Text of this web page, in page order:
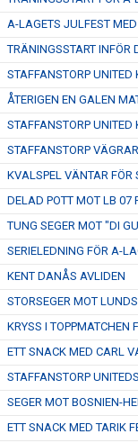
A-LAGETS JULFEST
TRÄNINGSSTART INFÖR
STAFFANSTORP UNITED
ÅTERIGEN EN GALEN
STAFFANSTORP
STAFFANSTORP
KVALSPEL VÄNTAR FÖR
DELAD POTT MOT LB 07
TUNG SEGER MOT "DI
SERIELEDNING FÖR A-
KENT DANÅS AVLIDEN
STORSEGER MOT
KRYSS I TOPPMATCHEN
ETT SNACK MED CARL
STAFFANSTORP
SEGER MOT BOSNIEN-
ETT SNACK MED TARIK